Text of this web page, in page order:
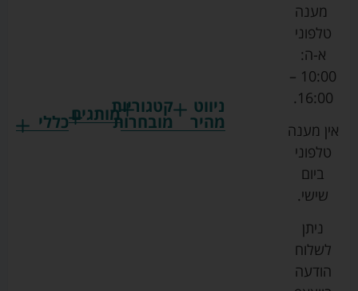
ניווט
מהיר
קטגוריות
מובחרותמותגים
גרקו
כללי
מענה
טלפוני
א-ה:
10:00 –
16:00.
אין מענה
טלפוני
ביום
שישי.
ניתן
לשלוח
הודעה